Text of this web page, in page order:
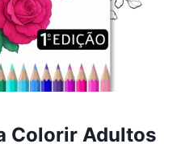
Colorir Adultos